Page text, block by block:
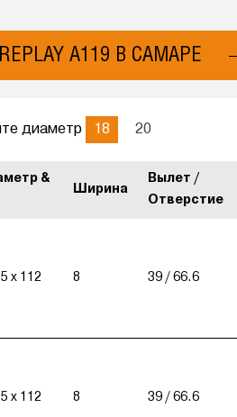
REPLAY A119 В САМАРЕ
диаметр 18 20
&
Ширина
Вылет /
Отверстие
x 112 8 39 / 66.6
x 112 8 39 / 66.6